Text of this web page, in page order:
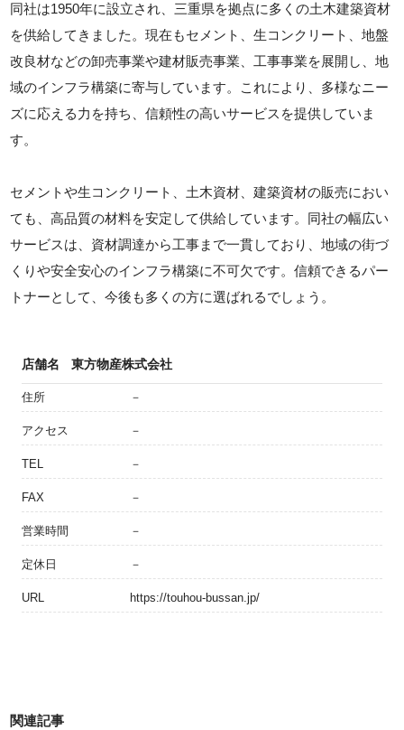
同社は1950年に設立され、三重県を拠点に多くの土木建築資材
を供給してきました。現在もセメント、生コンクリート、地盤
改良材などの卸売事業や建材販売事業、工事事業を展開し、地
域のインフラ構築に寄与しています。これにより、多様なニー
ズに応える力を持ち、信頼性の高いサービスを提供していま
す。
セメントや生コンクリート、土木資材、建築資材の販売におい
ても、高品質の材料を安定して供給しています。同社の幅広い
サービスは、資材調達から工事まで一貫しており、地域の街づ
くりや安全安心のインフラ構築に不可欠です。信頼できるパー
トナーとして、今後も多くの方に選ばれるでしょう。
店舗名 東方物産株式会社
住所 －
アクセス －
TEL －
FAX －
営業時間 －
定休日 －
URL https://touhou-bussan.jp/
関連記事